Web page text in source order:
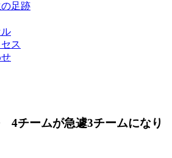
足跡
ス
チームが急遽3チームになり